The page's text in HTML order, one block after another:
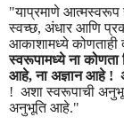
"याप्रमाणे आत्मस्वरूप
स्वच्छ, अंधार आणि
आकाशामध्ये कोणताही
स्वरूपामध्ये ना
आहे, ना अज्ञान आहे !
! अशा स्वरूपाची
अनुभूति आहे."